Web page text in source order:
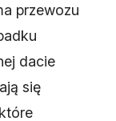
przewozu
dacie
się